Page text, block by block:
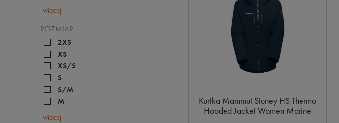
więcej
ROZMIAR
2XS
XS
XS/S
S
S/M
M
więcej
Kurtka Mammut Stoney HS Thermo
Hooded Jacket Women Marine